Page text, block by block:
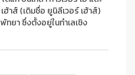
ฮ้าส์ (เดิมชื่อ ยูนิลีเวอร์ เฮ้าส์)
ทยา ซึ่งตั้งอยู่ในทำเลเชิง